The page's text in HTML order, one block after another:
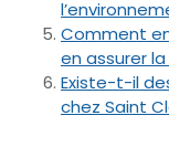
Comment
en assurer
Existe-t-il
chez Saint